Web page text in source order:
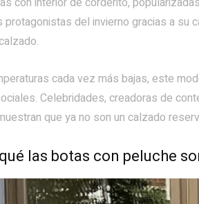
protagonistas del invierno gracias a su
cada vez más bajas, este
Celebridades, creadoras de
que ya no son un calzado
las botas con peluche